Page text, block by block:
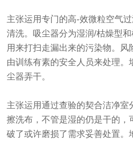
主张运用专门的高-效微粒空气
清洗。吸尘器分为湿润/枯燥型
用来打扫走漏出来的污染物。风
由训练有素的安全人员来处理。
尘器弄干。
主张运用通过查验的契合洁净室
擦洗布，不管是湿的仍是干的，
破了或许磨损了需求妥善处置。